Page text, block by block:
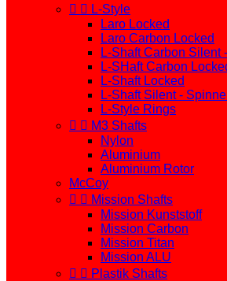
  L-Style
Laro Locked
Laro Carbon Locked
L-Shaft Carbon Silent
L-SHaft Carbon
L-Shaft Locked
L-Shaft Silent -
L-Style Rings
  M3 Shafts
Nylon
Aluminium
Aluminium Rotor
McCoy
  Mission Shafts
Mission Kunststoff
Mission Carbon
Mission Titan
Mission ALU
  Plastik Shafts